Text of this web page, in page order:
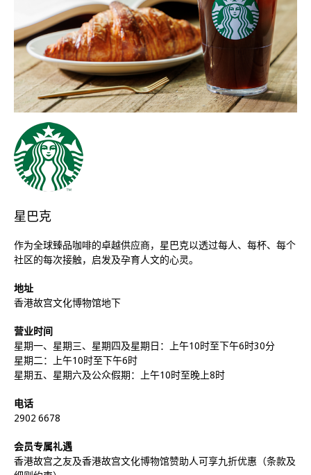
星巴克
作为全球臻品咖啡的卓越供应商，星巴克以透过每人、每杯、每个
社区的每次接触，启发及孕育人文的心灵。
地址
香港故宫文化博物馆地下
营业时间
星期一、星期三、星期四及星期日：上午10时至下午6时30分
星期二：上午10时至下午6时
星期五、星期六及公众假期：上午10时至晚上8时
电话
2902 6678
会员专属礼遇
香港故宫之友及香港故宫文化博物馆赞助人可享九折优惠（条款及